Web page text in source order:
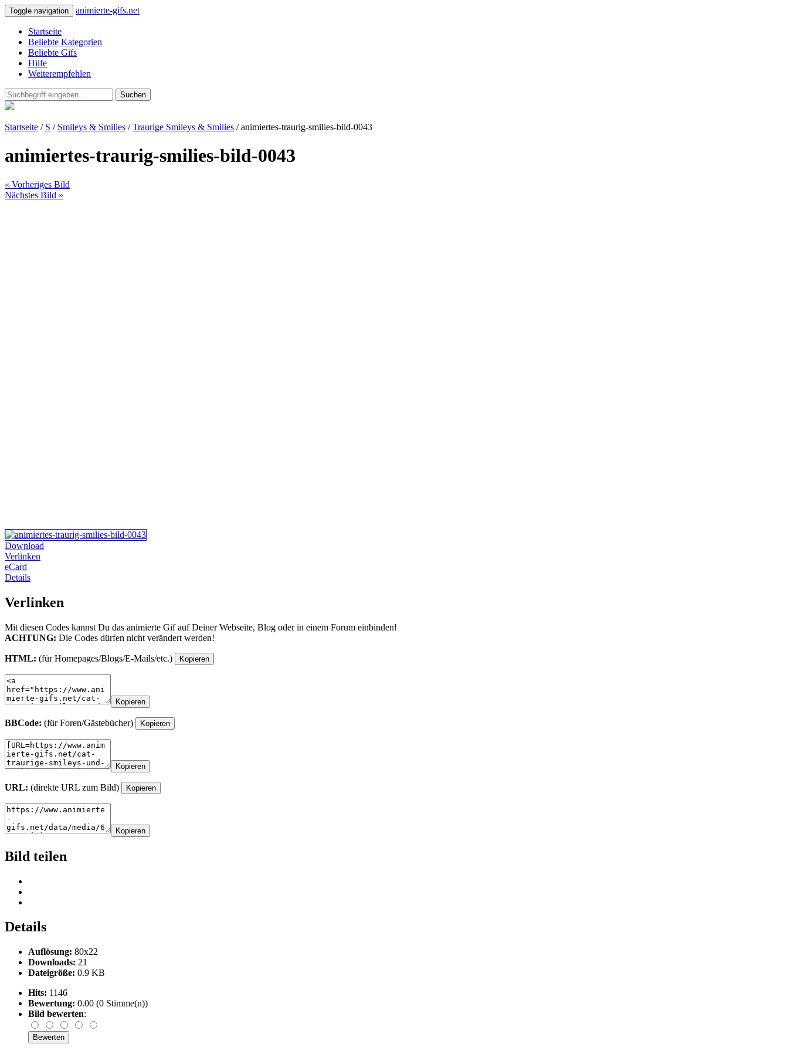
Toggle navigation animierte-gifs.net
Startseite
Beliebte Kategorien
Beliebte Gifs
Hilfe
Weiterempfehlen
Suchen
Startseite / S / Smileys & Smilies /Traurige Smileys & Smilies / animiertes-traurig-smilies-bild-0043
animiertes-traurig-smilies-bild-0043
« Vorheriges Bild
Nächstes Bild »
Download
Verlinken
eCard
Details
Verlinken
Mit diesen Codes kannst Du das animierte Gif auf Deiner Webseite, Blog oder in einem Forum einbinden!
ACHTUNG: Die Codes dürfen nicht verändert werden!
HTML: (für Homepages/Blogs/E-Mails/etc.) Kopieren
Kopieren
BBCode: (für Foren/Gästebücher) Kopieren
Kopieren
URL: (direkte URL zum Bild) Kopieren
Kopieren
Bild teilen
Details
Auflösung: 80x22
Downloads: 21
Dateigröße: 0.9 KB
Hits: 1146
Bewertung: 0.00 (0 Stimme(n))
Bild bewerten: